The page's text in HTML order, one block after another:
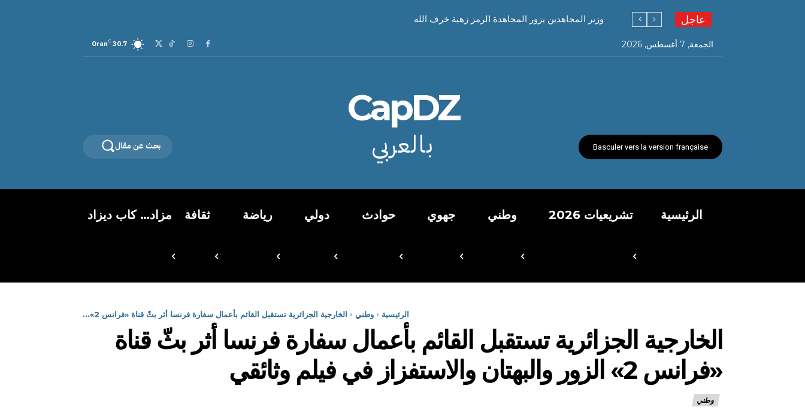
عاجل وزير المجاهدين يزور المجاهدة الرمز زهية خرف الله
الجمعة, 7 أغسطس, 2026 30.7
C
Oran
Basculer vers la version française
CapDZ
بالعربي بحث عن مقال
الرئيسية تشريعيات 2026 وطني جهوي حوادث دولي رياضة ثقافة مزاد… كاب ديزاد
الرئيسية وطني الخارجية الجزائرية تستقبل القائم بأعمال سفارة فرنسا أثر بثّ قناة «فرانس 2»...
الخارجية الجزائرية تستقبل القائم بأعمال سفارة فرنسا أثر بثّ قناة
«فرانس 2» الزور والبهتان والاستفزاز في فيلم وثائقي
وطني